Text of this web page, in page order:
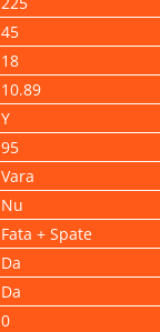
45
18
10.89
Y
95
Vara
Nu
Fata + Spate
Da
Da
0